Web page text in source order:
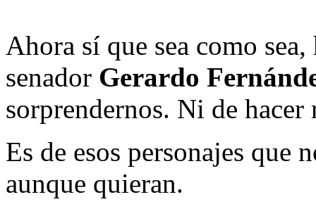
Ahora sí que sea como
senador Gerardo
sorprendernos. Ni de
Es de esos personajes que
aunque quieran.